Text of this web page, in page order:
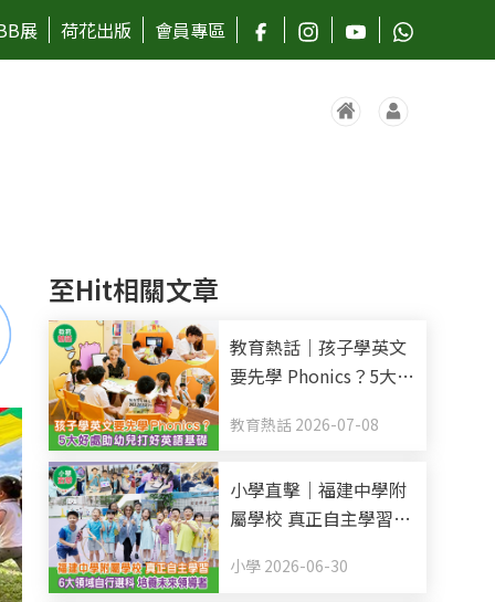
展 荷花出版 會員專區
至Hit相關文章
教育熱話｜孩子學英文
要先學 Phonics？5大好
教育熱話 2026-07-08
小學直擊｜福建中學附
屬學校 真正自主學習 6
來領導者
小學 2026-06-30